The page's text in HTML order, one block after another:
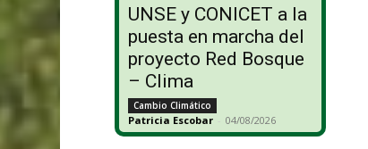
UNSE y CONICET a la
puesta en marcha del
proyecto Red Bosque
– Clima
Cambio Climático
Patricia Escobar - 04/08/2026